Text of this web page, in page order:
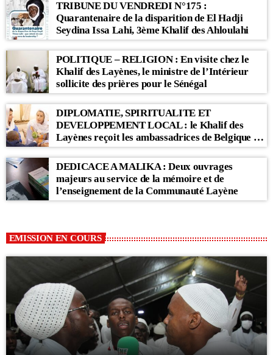
Kër, Li Bon Matul Kër »
TRIBUNE DU VENDREDI N°175 :
Quarantenaire de la disparition de El Hadji
Seydina Issa Lahi, 3ème Khalif des Ahloulahi
POLITIQUE – RELIGION : En visite chez le
Khalif des Layènes, le ministre de l’Intérieur
sollicite des prières pour le Sénégal
DIPLOMATIE, SPIRITUALITE ET
DEVELOPPEMENT LOCAL : le Khalif des
Layènes reçoit les ambassadrices de Belgique et
des Pays-Bas
DEDICACE A MALIKA : Deux ouvrages
majeurs au service de la mémoire et de
l’enseignement de la Communauté Layène
EMISSION EN COURS